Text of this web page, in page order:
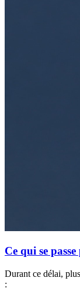
Ce qui se
Durant ce délai,
: